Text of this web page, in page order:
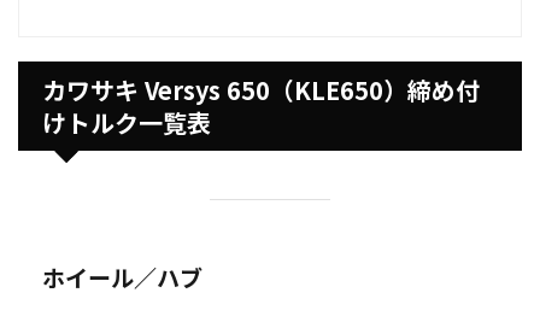
カワサキ Versys 650（KLE650）締め付
けトルク一覧表
ホイール／ハブ